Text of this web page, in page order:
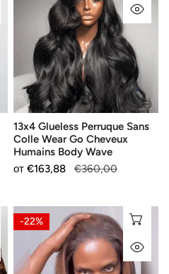
БЪРЗ ПОГЛЕД
Perruque
Colle
Wear
Go
Cheveux
Humains
Body
Wave
13x4 Glueless Perruque Sans
Colle Wear Go Cheveux
Humains Body Wave
Продажна
от €163,88
Редовна
€360,00
ИЗБЕРЕТЕ ОПЦИИ
БЪРЗ ПОГЛЕД
Glueless
Pré-
épilée
Couleur
-22%